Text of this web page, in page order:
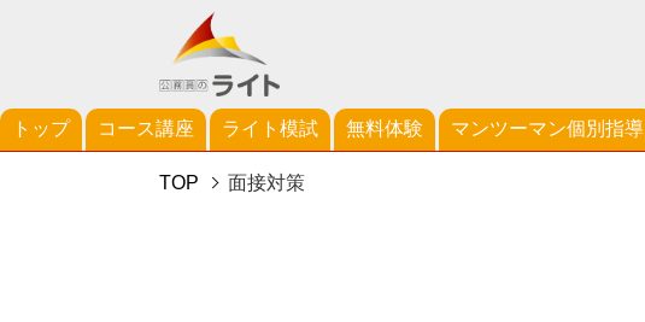
トップ コース講座 ライト模試 無料体験 マンツーマン個別指導
TOP 面接対策